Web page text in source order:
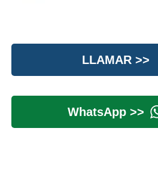
LLAMAR >>
WhatsApp >>